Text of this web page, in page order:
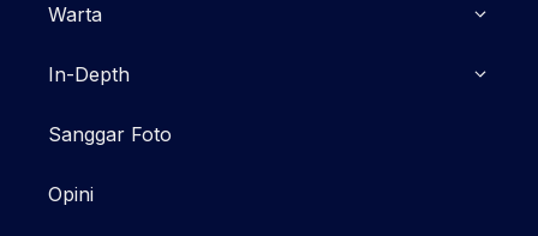
Warta
In-Depth
Sanggar Foto
Opini